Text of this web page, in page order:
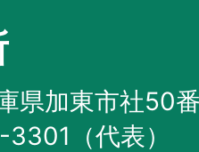
県加東市社50
（代表）